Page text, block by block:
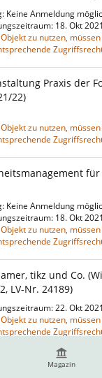
Magazin
Keine Anmeldung
18. Okt
zu nutzen,
Praxis der
22)
zu nutzen,
Keine Anmeldung
18. Okt
zu nutzen,
tikz und Co.
LV-Nr. 24189)
22. Okt
zu nutzen,
Proseminar WS